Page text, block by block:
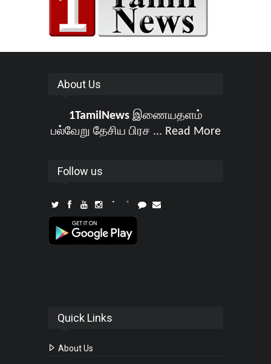
About Us
1TamilNewsஇணையதளம்
பல்வேறு தேசிய பிரச ... Read More
Follow us
Quick Links
About Us